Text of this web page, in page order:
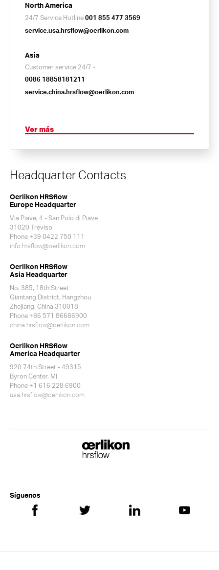
North America
24/7 Service Hotline001 855 477 3569
service.usa.hrsflow@oerlikon.com
Asia
Customer service 24/7 -
0086 18858181211
service.china.hrsflow@oerlikon.com
Ver más
Headquarter Contacts
Oerlikon HRSflow
Europe Headquarter
Via Piave, 4 - San Polo di Piave
31020 Treviso
Phone +39 0422 750 111
info.hrsflow@oerlikon.com
Oerlikon HRSflow
Asia Headquarter
No. 385, 18th Street
Qiantang District, Hangzhou
Zhejiang, China 310018
Phone +86 571 86686900
china.hrsflow@oerlikon.com
Oerlikon HRSflow
America Headquarter
920 74th Street - 49315
Byron Center. MI
Phone +1 616 228 6900
usa.hrsflow@oerlikon.com
Síguenos